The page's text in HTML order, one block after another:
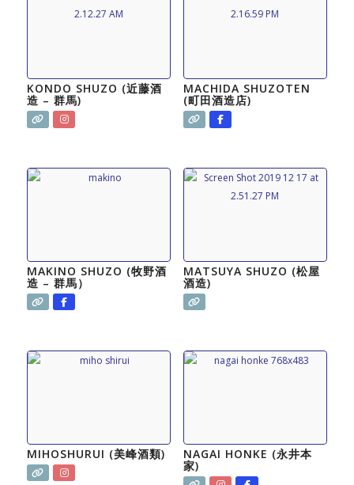
KONDO SHUZO (近藤酒
造 – 群馬)
MACHIDA SHUZOTEN
(町田酒造店)
MAKINO SHUZO (牧野酒
造 – 群馬）
MATSUYA SHUZO (松屋
酒造)
MIHOSHURUI (美峰酒類) NAGAI HONKE (永井本
家)